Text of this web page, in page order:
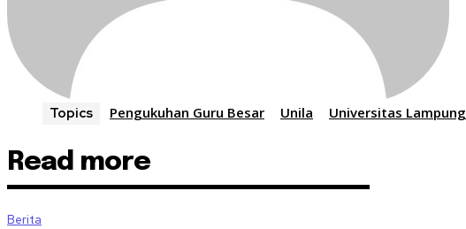
Topics Pengukuhan Guru Besar Unila Universitas Lampung
Read more
Berita